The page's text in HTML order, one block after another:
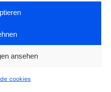
ansehen
cookies